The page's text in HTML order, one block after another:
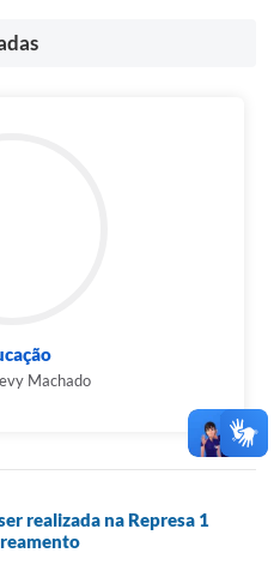
Machado
realizada na Represa 1